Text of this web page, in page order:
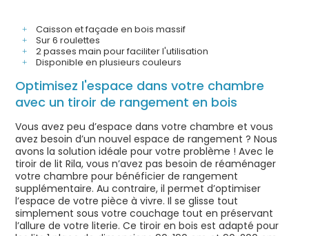
Caisson et façade en bois massif
Sur 6 roulettes
2 passes main pour faciliter l'utilisation
Disponible en plusieurs couleurs
Optimisez l'espace dans votre chambre
avec un tiroir de rangement en bois
Vous avez peu d’espace dans votre chambre et vous
avez besoin d’un nouvel espace de rangement ? Nous
avons la solution idéale pour votre problème ! Avec le
tiroir de lit Rila, vous n’avez pas besoin de réaménager
votre chambre pour bénéficier de rangement
supplémentaire. Au contraire, il permet d’optimiser
l’espace de votre pièce à vivre. Il se glisse tout
simplement sous votre couchage tout en préservant
l’allure de votre literie. Ce tiroir en bois est adapté pour